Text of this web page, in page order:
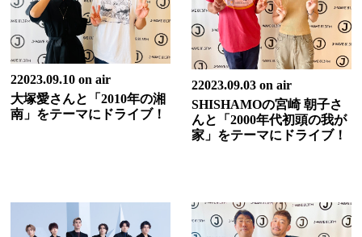
22023.09.10 on air
大塚愛さんと「2010年の湘
南」をテーマにドライブ！
22023.09.03 on air
SHISHAMOの宮崎 朝子さ
んと「2000年代初頭の我が
家」をテーマにドライブ！